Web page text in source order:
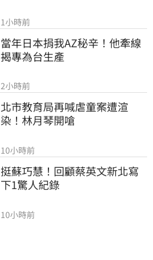
1小時前
當年日本捐我AZ秘辛！他牽線
揭專為台生產
2小時前
北市教育局再喊虐童案遭渲
染！林月琴開嗆
10小時前
挺蘇巧慧！回顧蔡英文新北寫
下1驚人紀錄
10小時前